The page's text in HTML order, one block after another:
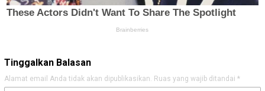
Tinggalkan Balasan
Alamat email Anda tidak akan dipublikasikan. Ruas yang wajib ditandai *